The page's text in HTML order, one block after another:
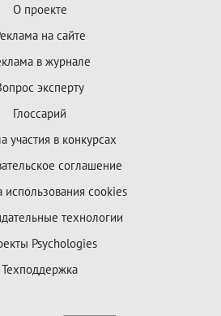
О проекте
на сайте
в журнале
эксперту
Глоссарий
участия в конкурсах
соглашение
использования cookies
технологии
Psychologies
Техподдержка